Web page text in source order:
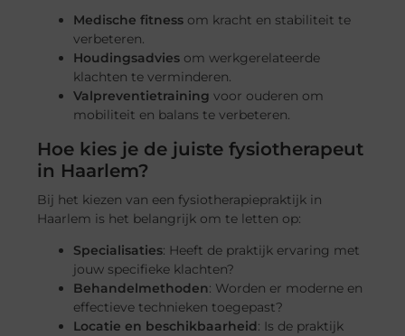
Medische fitness om kracht en stabiliteit te
verbeteren.
Houdingsadvies om werkgerelateerde
klachten te verminderen.
Valpreventietraining voor ouderen om
mobiliteit en balans te verbeteren.
Hoe kies je de juiste fysiotherapeut
in Haarlem?
Bij het kiezen van een fysiotherapiepraktijk in
Haarlem is het belangrijk om te letten op:
Specialisaties: Heeft de praktijk ervaring met
jouw specifieke klachten?
Behandelmethoden: Worden er moderne en
effectieve technieken toegepast?
Locatie en beschikbaarheid: Is de praktijk